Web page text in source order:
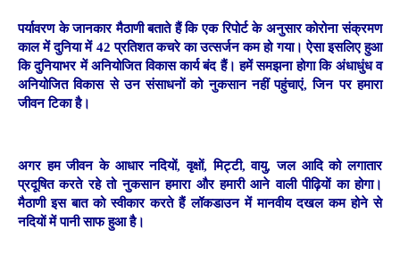
पर्यावरण के जानकार मैठाणी बताते हैं कि एक रिपोर्ट के अनुसार कोरोना संक्रमण
काल में दुनिया में 42 प्रतिशत कचरे का उत्सर्जन कम हो गया। ऐसा इसलिए हुआ
कि दुनियाभर में अनियोजित विकास कार्य बंद हैं। हमें समझना होगा कि अंधाधुंध व
अनियोजित विकास से उन संसाधनों को नुकसान नहीं पहुंचाएं, जिन पर हमारा
जीवन टिका है।
अगर हम जीवन के आधार नदियों, वृक्षों, मिट्टी, वायु, जल आदि को लगातार
प्रदूषित करते रहे तो नुकसान हमारा और हमारी आने वाली पीढ़ियों का होगा।
मैठाणी इस बात को स्वीकार करते हैं लॉकडाउन में मानवीय दखल कम होने से
नदियों में पानी साफ हुआ है।